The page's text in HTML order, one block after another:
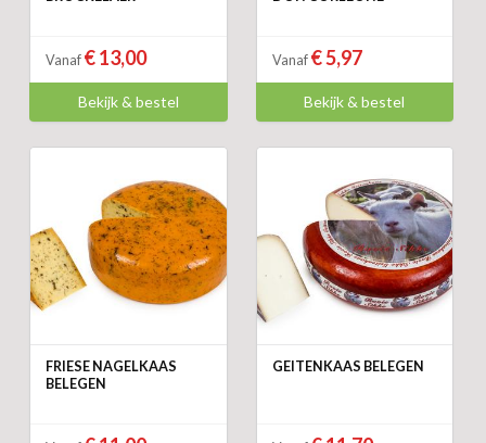
Vanaf € 13,00
Bekijk & bestel
Vanaf € 5,97
Bekijk & bestel
FRIESE NAGELKAAS
BELEGEN
GEITENKAAS BELEGEN